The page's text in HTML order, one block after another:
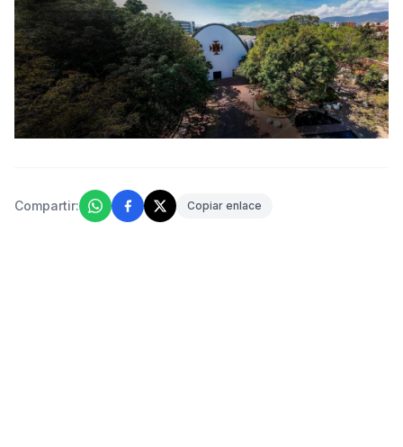
Compartir: Copiar enlace